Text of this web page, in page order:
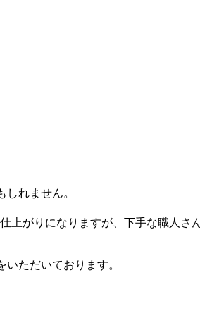
れません。
上がりになりますが、下手な職人
ただいております。